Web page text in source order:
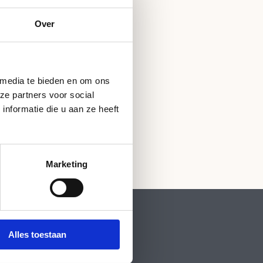
Over
te bieden en om ons
partners voor social
die u aan ze heeft
Marketing
Alles toestaan